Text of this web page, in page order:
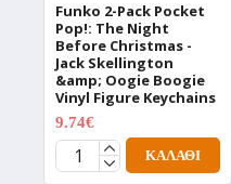
Funko 2-Pack Pocket
Pop!: The Night
Before Christmas -
Jack Skellington
&amp; Oogie Boogie
Vinyl Figure Keychains
9.74€
ΚΑΛΆΘΙ